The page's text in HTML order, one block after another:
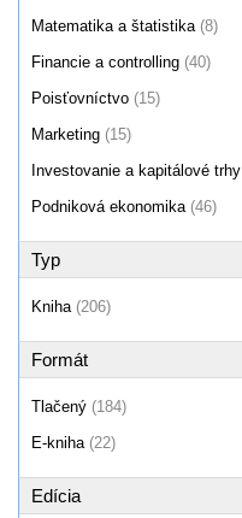
Matematika a štatistika (8)
Financie a controlling (40)
Poisťovníctvo (15)
Marketing (15)
Investovanie a kapitálové trhy
Podniková ekonomika (46)
Typ
Kniha (206)
Formát
Tlačený (184)
E-kniha (22)
Edícia